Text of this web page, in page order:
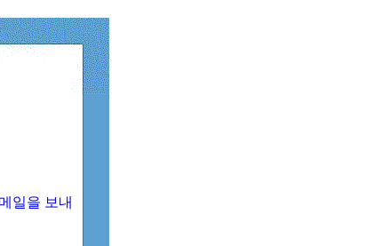
일을 보내